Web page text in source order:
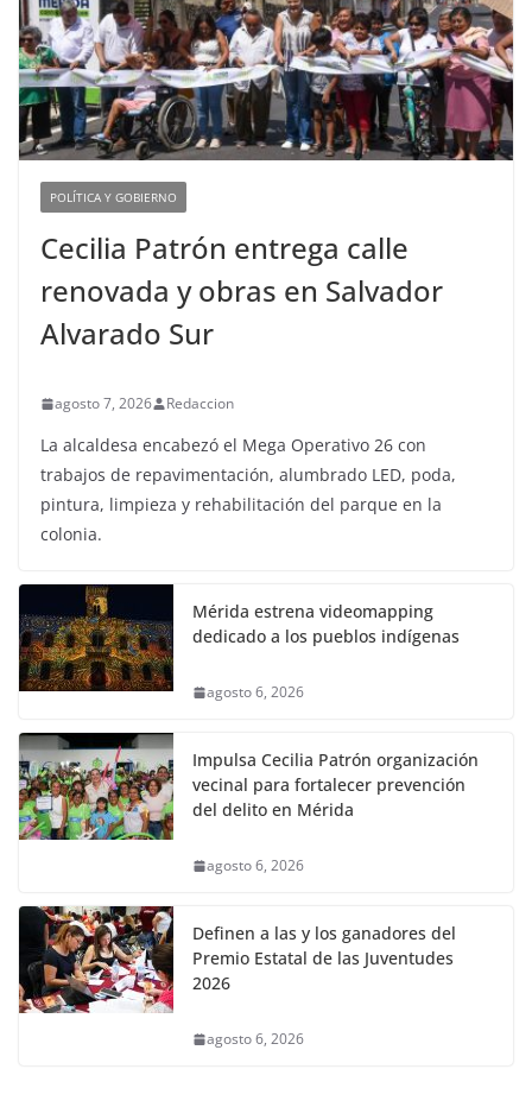
POLÍTICA Y GOBIERNO
Cecilia Patrón entrega calle
renovada y obras en Salvador
Alvarado Sur
agosto 7, 2026 Redaccion
La alcaldesa encabezó el Mega Operativo 26 con
trabajos de repavimentación, alumbrado LED, poda,
pintura, limpieza y rehabilitación del parque en la
colonia.
Mérida estrena videomapping
dedicado a los pueblos indígenas
agosto 6, 2026
Impulsa Cecilia Patrón organización
vecinal para fortalecer prevención
del delito en Mérida
agosto 6, 2026
Definen a las y los ganadores del
Premio Estatal de las Juventudes
2026
agosto 6, 2026